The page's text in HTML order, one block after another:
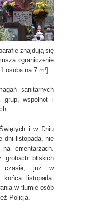
znajdują się
ograniczenie
osoba na 7 m²].
sanitarnych
grup, wspólnot i
i w Dniu
dni listopada, nie
cmentarzach.
grobach bliskich
czasie, już w
listopada.
w tłumie osób
Policja.